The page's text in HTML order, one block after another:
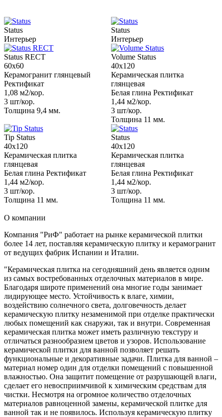
Status
Интерьер
Status
Интерьер
Status RECT
60x60
Керамогранит глянцевый
Ректификат
1,08 м2/кор.
3 шт/кор.
Толщина 9,4 мм.
Volume Status
40x120
Керамическая плитка
глянцевая
Белая глина Ректификат
1,44 м2/кор.
3 шт/кор.
Толщина 11 мм.
Tip Status
40x120
Керамическая плитка
глянцевая
Белая глина Ректификат
1,44 м2/кор.
3 шт/кор.
Толщина 11 мм.
Status
40x120
Керамическая плитка
глянцевая
Белая глина Ректификат
1,44 м2/кор.
3 шт/кор.
Толщина 11 мм.
О компании
Компания "РиФ" работает на рынке керамической плитки
более 14 лет, поставляя керамическую плитку и керамогранит
от ведущих фабрик Испании и Италии.
"Керамическая плитка на сегодняшний день является одним
из самых востребованных отделочных материалов в мире.
Благодаря широте применений она многие годы занимает
лидирующее место. Устойчивость к влаге, химии,
воздействию солнечного света, долговечность делает
керамическую плитку незаменимой при отделке практически
любых помещений как снаружи, так и внутри. Современная
керамическая плитка может иметь различную текстуру и
отличаться разнообразием цветов и узоров. Использование
керамической плитки для ванной позволяет решать
функциональные и декоративные задачи. Плитка для ванной –
материал номер один для отделки помещений с повышенной
влажностью. Она защитит помещение от разрушающей влаги,
сделает его невосприимчивой к химическим средствам для
чистки. Несмотря на огромное количество отделочных
материалов равноценной замены, керамической плитке для
ванной так и не появилось. Используя керамическую плитку